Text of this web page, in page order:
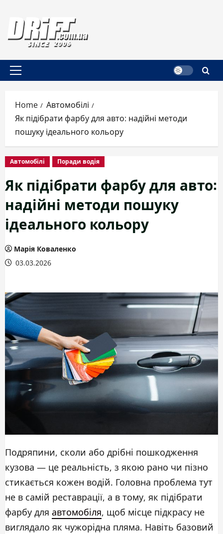
content
Primary
Home
Автомобілі
Як підібрати фарбу для авто: надійні методи
пошуку ідеального кольору
Автомобілі Поради водія
Як підібрати фарбу для авто:
надійні методи пошуку
ідеального кольору
Марія Коваленко
03.03.2026
Подряпини, сколи або дрібні пошкодження
кузова — це реальність, з якою рано чи пізно
стикається кожен водій. Головна проблема тут
не в самій реставрації, а в тому, як підібрати
фарбу для автомобіля, щоб місце підкрасу не
виглядало як чужорідна пляма. Навіть базовий